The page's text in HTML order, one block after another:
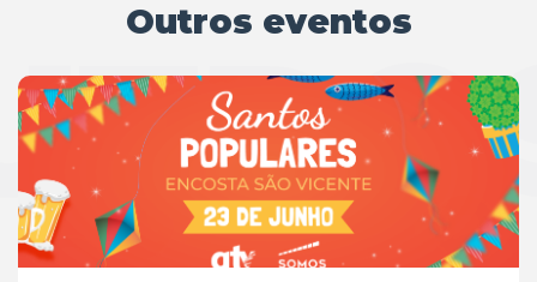
Outros eventos